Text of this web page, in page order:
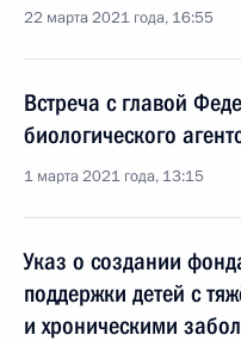
22 марта 2021 года, 16:55
Встреча с главой
биологического
1 марта 2021 года, 13:15
Указ о создании
поддержки детей с
и хроническими